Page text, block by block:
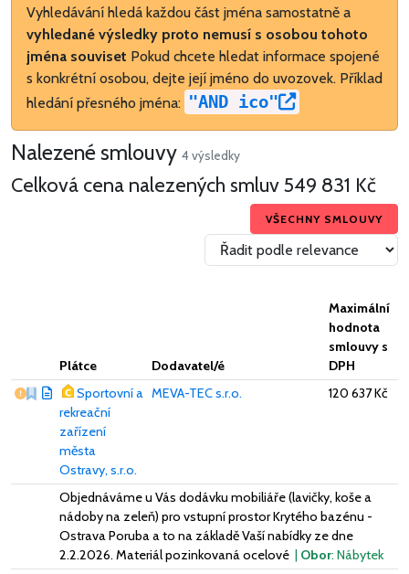
Vyhledávání hledá každou část jména samostatně a
vyhledané výsledky proto nemusí s osobou tohoto
jména souviset Pokud chcete hledat informace spojené
s konkrétní osobou, dejte její jméno do uvozovek. Příklad
hledání přesného jména: "AND ico"
Nalezené smlouvy 4 výsledky
Celková cena nalezených smluv549 831 Kč
VŠECHNY SMLOUVY
Plátce Dodavatel/é
Maximální
hodnota
smlouvy s
DPH
Vážný nedostatek
Sportovní a
rekreační
zařízení
města
Ostravy, s.r.o.
MEVA-TEC s.r.o. 120 637 Kč
Objednáváme u Vás dodávku mobiliáře (lavičky, koše a
nádoby na zeleň) pro vstupní prostor Krytého bazénu -
Ostrava Poruba a to na základě Vaší nabídky ze dne
2.2.2026. Materiál pozinkovaná ocelové | Obor: Nábytek